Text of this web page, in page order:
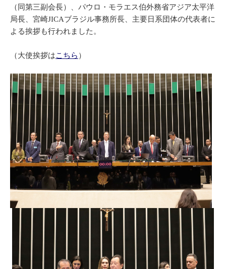
（同第三副会長）、パウロ・モラエス伯外務省アジア太平洋
局長、宮崎JICAブラジル事務所長、主要日系団体の代表者に
よる挨拶も行われました。
（大使挨拶はこちら ）